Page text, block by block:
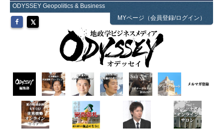
ODYSSEY Geopolitics & Business
MYページ（会員登録/ログイン）